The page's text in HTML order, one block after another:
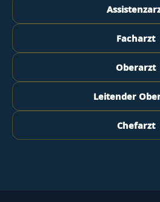
Facharzt
Oberarzt
Leitender
Chefarzt